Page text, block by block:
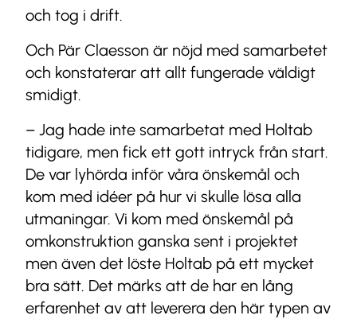
och tog i drift.
Och Pär Claesson är nöjd med samarbetet
och konstaterar att allt fungerade väldigt
smidigt.
– Jag hade inte samarbetat med Holtab
tidigare, men fick ett gott intryck från start.
De var lyhörda inför våra önskemål och
kom med idéer på hur vi skulle lösa alla
utmaningar. Vi kom med önskemål på
omkonstruktion ganska sent i projektet
men även det löste Holtab på ett mycket
bra sätt. Det märks att de har en lång
erfarenhet av att leverera den här typen av